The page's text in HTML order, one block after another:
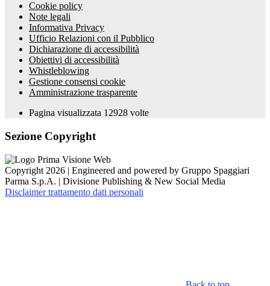
Cookie policy
Note legali
Informativa Privacy
Ufficio Relazioni con il Pubblico
Dichiarazione di accessibilità
Obiettivi di accessibilità
Whistleblowing
Gestione consensi cookie
Amministrazione trasparente
Pagina visualizzata 12928 volte
Sezione Copyright
Copyright 2026 | Engineered and powered by Gruppo Spaggiari
Parma S.p.A. | Divisione Publishing & New Social Media
Disclaimer trattamento dati personali